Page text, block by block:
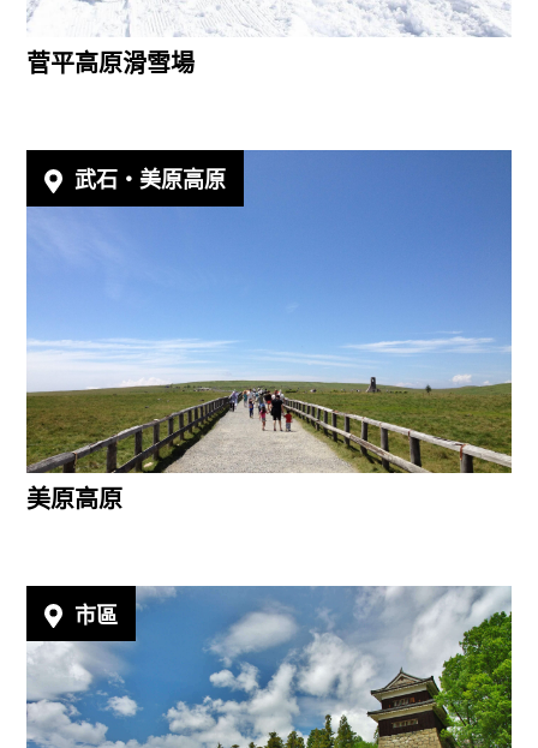
菅平高原滑雪場
美原高原
武石‧美原高原
市區